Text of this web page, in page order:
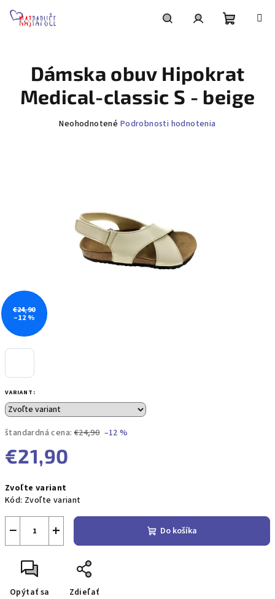
košík
VARIANT:
štandardná cena: €24,90 –12 %
€21,90
cena:
Zvoľte variant
Kód: Zvoľte variant
+
− Do košíka
Opýtať sa Zdieľať
Dámska obuv Hipokrat
Medical-classic S - beige
Priemerné
hviezdičiek.
Neohodnotené Podrobnosti hodnotenia
€24,90
–12 %